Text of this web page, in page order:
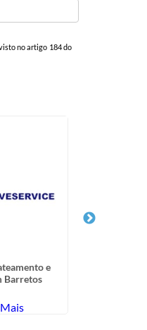
no artigo 184 do
e
Barretos